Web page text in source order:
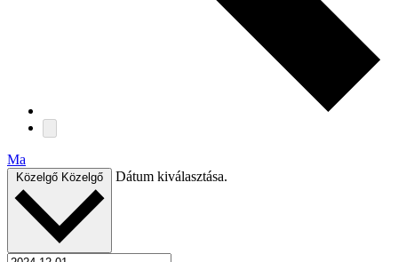
Ma
Közelgő Közelgő Dátum kiválasztása.